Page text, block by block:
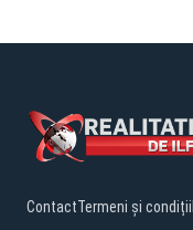
ContactTermeni și condiții